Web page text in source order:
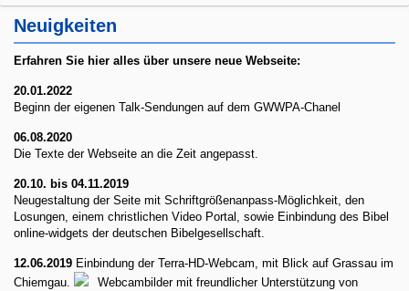
Neuigkeiten
Erfahren Sie hier alles über unsere neue Webseite:
20.01.2022
Beginn der eigenen Talk-Sendungen auf dem GWWPA-Chanel
06.08.2020
Die Texte der Webseite an die Zeit angepasst.
20.10. bis 04.11.2019
Neugestaltung der Seite mit Schriftgrößenanpass-Möglichkeit, den
Losungen, einem christlichen Video Portal, sowie Einbindung des Bibel
online-widgets der deutschen Bibelgesellschaft.
12.06.2019 Einbindung der Terra-HD-Webcam, mit Blick auf Grassau im
Chiemgau.
Webcambilder mit freundlicher Unterstützung von